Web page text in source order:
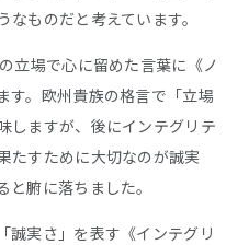
ものだと考えています。
立場で心に留めた言葉に《ノ
す。欧州貴族の格言で「立場
しますが、後にインテグリテ
たすために大切なのが誠実
腑に落ちました。
誠実さ」を表す《インテグリ